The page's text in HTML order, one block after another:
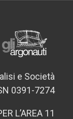
e Società
0391-7274
L’AREA 11